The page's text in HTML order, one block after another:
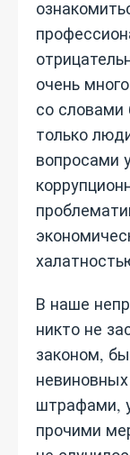
очень
со словами
только
вопросами
В наше
никто не
законом,
штрафами,
прочими